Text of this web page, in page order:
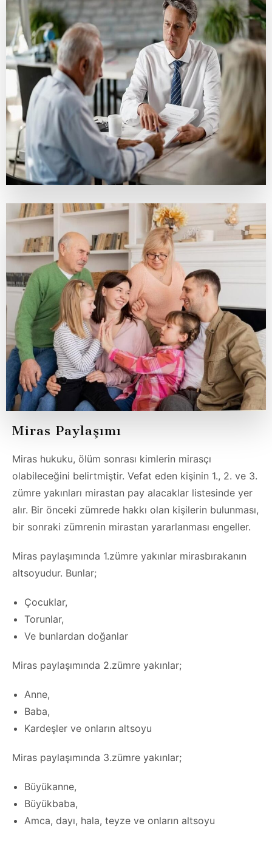
Miras Paylaşımı
Miras hukuku, ölüm sonrası kimlerin mirasçı
olabileceğini belirtmiştir. Vefat eden kişinin 1., 2. ve 3.
zümre yakınları mirastan pay alacaklar listesinde yer
alır. Bir önceki zümrede hakkı olan kişilerin bulunması,
bir sonraki zümrenin mirastan yararlanması engeller.
Miras paylaşımında 1.zümre yakınlar mirasbırakanın
altsoyudur. Bunlar;
Çocuklar,
Torunlar,
Ve bunlardan doğanlar
Miras paylaşımında 2.zümre yakınlar;
Anne,
Baba,
Kardeşler ve onların altsoyu
Miras paylaşımında 3.zümre yakınlar;
Büyükanne,
Büyükbaba,
Amca, dayı, hala, teyze ve onların altsoyu